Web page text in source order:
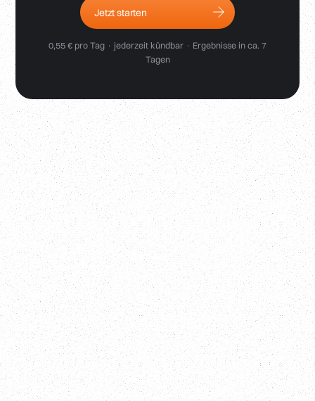
Jetzt starten
0,55 € pro Tag · jederzeit kündbar · Ergebnisse in ca. 7
Tagen